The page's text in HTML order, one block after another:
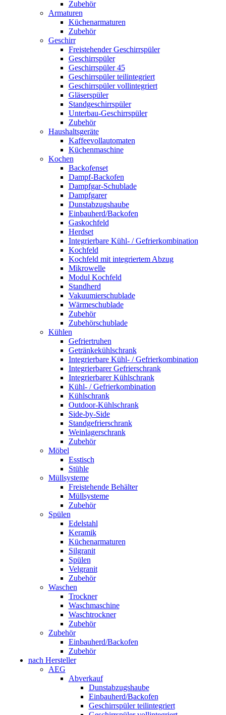
Zubehör
Armaturen
Küchenarmaturen
Zubehör
Geschirr
Freistehender Geschirrspüler
Geschirrspüler
Geschirrspüler 45
Geschirrspüler teilintegriert
Geschirrspüler vollintegriert
Gläserspüler
Standgeschirrspüler
Unterbau-Geschirrspüler
Zubehör
Haushaltsgeräte
Kaffeevollautomaten
Küchenmaschine
Kochen
Backofenset
Dampf-Backofen
Dampfgar-Schublade
Dampfgarer
Dunstabzugshaube
Einbauherd/Backofen
Gaskochfeld
Herdset
Integrierbare Kühl- / Gefrierkombination
Kochfeld
Kochfeld mit integriertem Abzug
Mikrowelle
Modul Kochfeld
Standherd
Vakuumierschublade
Wärmeschublade
Zubehör
Zubehörschublade
Kühlen
Gefriertruhen
Getränkekühlschrank
Integrierbare Kühl- / Gefrierkombination
Integrierbarer Gefrierschrank
Integrierbarer Kühlschrank
Kühl- / Gefrierkombination
Kühlschrank
Outdoor-Kühlschrank
Side-by-Side
Standgefrierschrank
Weinlagerschrank
Zubehör
Möbel
Esstisch
Stühle
Müllsysteme
Freistehende Behälter
Müllsysteme
Zubehör
Spülen
Edelstahl
Keramik
Küchenarmaturen
Silgranit
Spülen
Velgranit
Zubehör
Waschen
Trockner
Waschmaschine
Waschtrockner
Zubehör
Zubehör
Einbauherd/Backofen
Zubehör
nach Hersteller
AEG
Abverkauf
Dunstabzugshaube
Einbauherd/Backofen
Geschirrspüler teilintegriert